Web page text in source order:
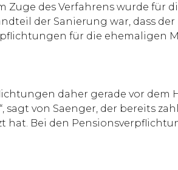
Zuge des Verfahrens wurde
der Sanierung war, dass
für die ehemaligen
daher gerade vor
sagt von Saenger, der bereits
Bei den